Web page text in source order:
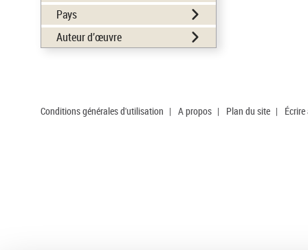
Pays
Auteur d’œuvre
Conditions générales d'utilisation | A propos | Plan du site |